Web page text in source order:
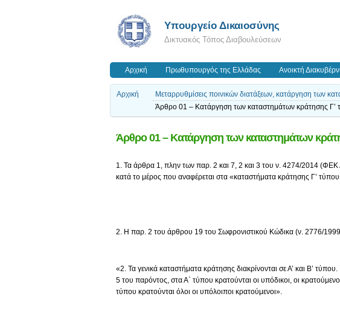
Υπουργείο Δικαιοσύνης
Δικτυακός Τόπος Διαβουλεύσεων
Αρχική Πρωθυπουργός της Ελλάδας Ανοικτή
Αρχική
Μεταρρυθμίσεις ποινικών διατάξεων, κατάργηση των
Άρθρο 01 – Κατάργηση των καταστημάτων κράτησης Γ’
Άρθρο 01 – Κατάργηση των καταστημάτων
1. Τα άρθρα 1, πλην των παρ. 2 και 7, 2 και 3 του ν. 4274/2014 (ΦΕΚ
κατά το μέρος που αναφέρεται στα «καταστήματα κράτησης Γ’
2. Η παρ. 2 του άρθρου 19 του Σωφρονιστικού Κώδικα (ν. 2776/1999)
«2. Τα γενικά καταστήματα κράτησης διακρίνονται σε Α’ και Β’
5 του παρόντος, στα Α` τύπου κρατούνται οι υπόδικοι, οι
τύπου κρατούνται όλοι οι υπόλοιποι κρατούμενοι».